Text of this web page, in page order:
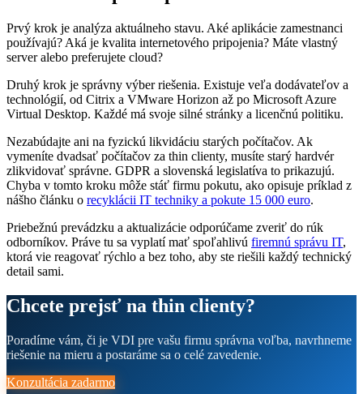
Prvý krok je analýza aktuálneho stavu. Aké aplikácie zamestnanci
používajú? Aká je kvalita internetového pripojenia? Máte vlastný
server alebo preferujete cloud?
Druhý krok je správny výber riešenia. Existuje veľa dodávateľov a
technológií, od Citrix a VMware Horizon až po Microsoft Azure
Virtual Desktop. Každé má svoje silné stránky a licenčnú politiku.
Nezabúdajte ani na fyzickú likvidáciu starých počítačov. Ak
vymeníte dvadsať počítačov za thin clienty, musíte starý hardvér
zlikvidovať správne. GDPR a slovenská legislatíva to prikazujú.
Chyba v tomto kroku môže stáť firmu pokutu, ako opisuje príklad z
nášho článku o recyklácii IT techniky a pokute 15 000 euro.
Priebežnú prevádzku a aktualizácie odporúčame zveriť do rúk
odborníkov. Práve tu sa vyplatí mať spoľahlivú firemnú správu IT,
ktorá vie reagovať rýchlo a bez toho, aby ste riešili každý technický
detail sami.
Chcete prejsť na thin clienty?
Poradíme vám, či je VDI pre vašu firmu správna voľba, navrhneme
riešenie na mieru a postaráme sa o celé zavedenie.
Konzultácia zadarmo